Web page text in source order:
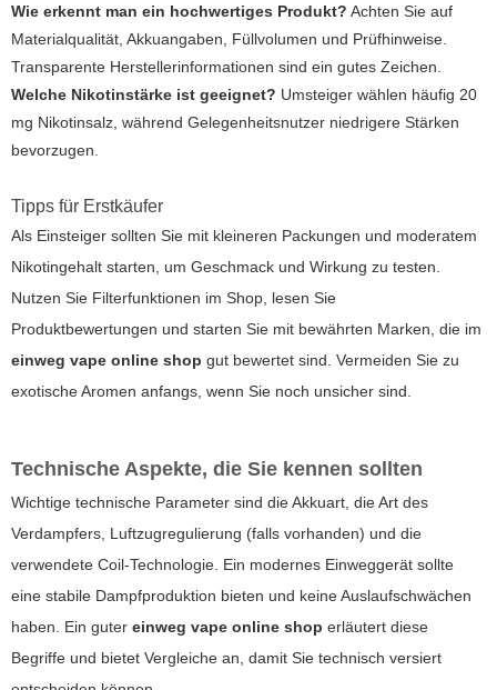
Wie erkennt man ein hochwertiges Produkt? Achten Sie auf
Materialqualität, Akkuangaben, Füllvolumen und Prüfhinweise.
Transparente Herstellerinformationen sind ein gutes Zeichen.
Welche Nikotinstärke ist geeignet? Umsteiger wählen häufig 20
mg Nikotinsalz, während Gelegenheitsnutzer niedrigere Stärken
bevorzugen.
Tipps für Erstkäufer
Als Einsteiger sollten Sie mit kleineren Packungen und moderatem
Nikotingehalt starten, um Geschmack und Wirkung zu testen.
Nutzen Sie Filterfunktionen im Shop, lesen Sie
Produktbewertungen und starten Sie mit bewährten Marken, die im
einweg vape online shop gut bewertet sind. Vermeiden Sie zu
exotische Aromen anfangs, wenn Sie noch unsicher sind.
Technische Aspekte, die Sie kennen sollten
Wichtige technische Parameter sind die Akkuart, die Art des
Verdampfers, Luftzugregulierung (falls vorhanden) und die
verwendete Coil-Technologie. Ein modernes Einweggerät sollte
eine stabile Dampfproduktion bieten und keine Auslaufschwächen
haben. Ein guter einweg vape online shop erläutert diese
Begriffe und bietet Vergleiche an, damit Sie technisch versiert